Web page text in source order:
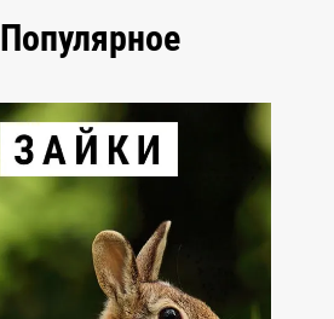
Популярное